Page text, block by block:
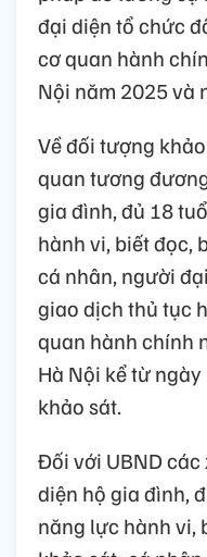
đại diện tổ chức
cơ quan hành
Nội năm 2025 và
Về đối tượng
quan tương
gia đình, đủ 18
hành vi, biết đọc,
cá nhân, người
giao dịch thủ tục
quan hành chính
Hà Nội kể từ
khảo sát.
Đối với UBND
diện hộ gia đình,
năng lực hành vi,